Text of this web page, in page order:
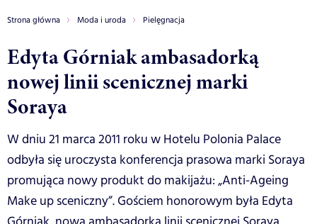
Strona główna Moda i uroda Pielęgnacja
Edyta Górniak ambasadorką
nowej linii scenicznej marki
Soraya
W dniu 21 marca 2011 roku w Hotelu Polonia Palace
odbyła się uroczysta konferencja prasowa marki Soraya
promująca nowy produkt do makijażu: „Anti-Ageing
Make up sceniczny”. Gościem honorowym była Edyta